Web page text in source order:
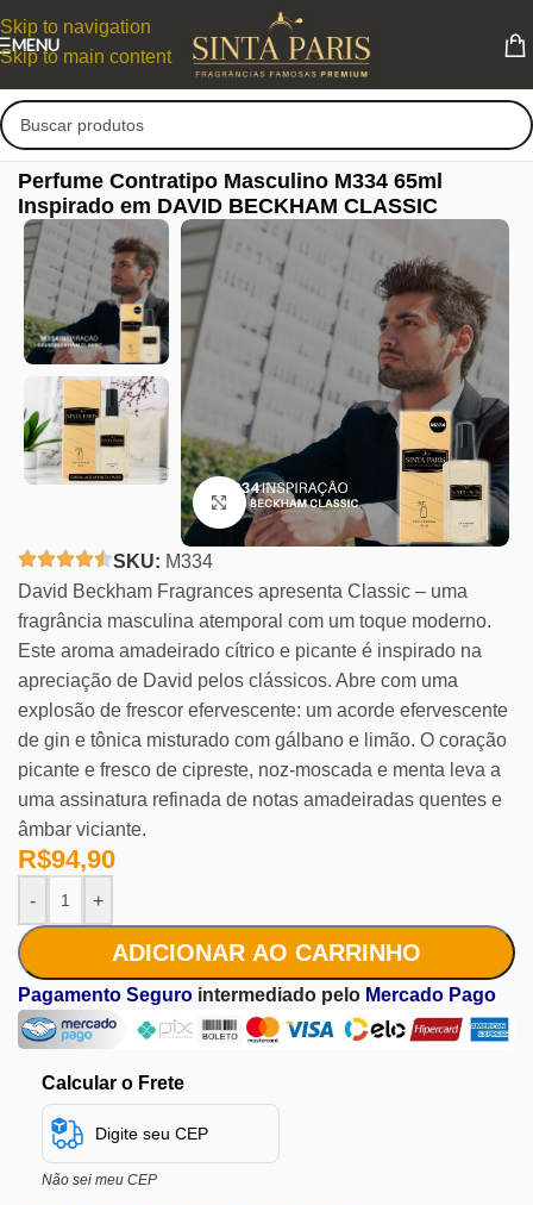
Skip to navigation
Skip to main content
MENU
Perfume Contratipo Masculino M334 65ml
Inspirado em DAVID BECKHAM CLASSIC
Clique para ampliar
SKU: M334
David Beckham Fragrances apresenta Classic – uma
fragrância masculina atemporal com um toque moderno.
Este aroma amadeirado cítrico e picante é inspirado na
apreciação de David pelos clássicos. Abre com uma
explosão de frescor efervescente: um acorde efervescente
de gin e tônica misturado com gálbano e limão. O coração
picante e fresco de cipreste, noz-moscada e menta leva a
uma assinatura refinada de notas amadeiradas quentes e
âmbar viciante.
R$94,90
- +
ADICIONAR AO CARRINHO
Pagamento Seguro intermediado pelo Mercado Pago
Calcular o Frete
Não sei meu CEP